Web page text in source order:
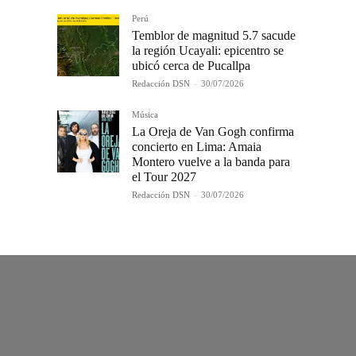
Perú
Temblor de magnitud 5.7 sacude
la región Ucayali: epicentro se
ubicó cerca de Pucallpa
Redacción DSN - 30/07/2026
Música
La Oreja de Van Gogh confirma
concierto en Lima: Amaia
Montero vuelve a la banda para
el Tour 2027
Redacción DSN - 30/07/2026